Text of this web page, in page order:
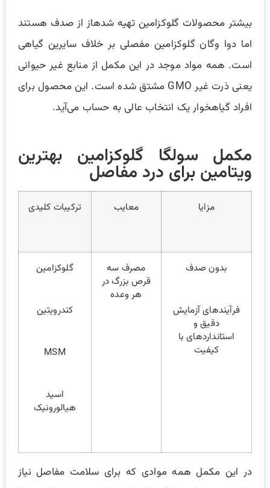
بیشتر محصولات گلوکزامین تهیه شدهاز از صدف هستند
اما دوا وگان گلوکزامین مفصلی بر خلاف سایرین گیاهی
است. همه مواد موجد در این مکمل از منابع غیر حیوانی
یعنی ذرت غیر GMO مشتق شده است. این محصول برای
افراد گیاهخوار یک انتخاب عالی به حساب می‌آید.
مکمل سولگا گلوکزامین بهترین
ویتامین برای درد مفاصل
مزایا معایب ترکیبات کلیدی
بدون صدف
فرآیندهای آزمایش
دقیق و
استانداردهای با
کیفیت
مصرف سه
قرص بزرگ در
هر وعده
گلوکزامین
کندرویتین
MSM
اسید
هیالورونیک
در این مکمل همه موادی که برای سلامت مفاصل نیاز